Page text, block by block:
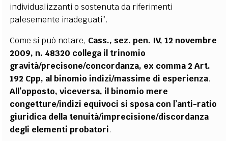
individualizzanti o sostenuta da riferimenti
palesemente inadeguati”.
Come si può notare, Cass., sez. pen. IV, 12 novembre
2009, n. 48320 collega il trinomio
gravità/precisone/concordanza, ex comma 2 Art.
192 Cpp, al binomio indizi/massime di esperienza.
All’opposto, viceversa, il binomio mere
congetture/indizi equivoci si sposa con l’anti-ratio
giuridica della tenuità/imprecisione/discordanza
degli elementi probatori.